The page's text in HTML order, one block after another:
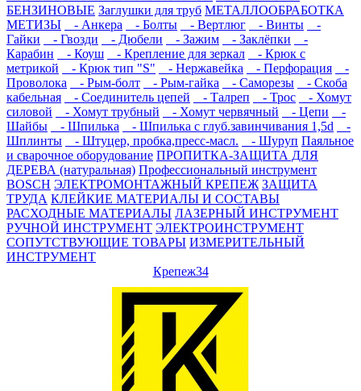
БЕНЗИНОВЫЕ Заглушки для труб МЕТАЛЛООБРАБОТКА
МЕТИЗЫ
- Анкера - Болты - Вертлюг - Винты
-
Гайки
- Гвозди - Дюбели - Зажим - Заклёпки
-
Карабин
- Коуш - Крепление для зеркал
- Крюк с
метрикой
- Крюк тип "S" - Нержавейка - Перфорация
-
Проволока
- Рым-болт - Рым-гайка - Саморезы
- Скоба
кабельная
- Соединитель цепей - Талреп - Трос
- Хомут
силовой
- Хомут трубный - Хомут червячный - Цепи
-
Шайбы
- Шпилька - Шпилька с глуб.завинчивания 1,5d
-
Шплинты
- Штуцер, пробка,пресс-масл. - Шуруп Паяльное
и сварочное оборудование ПРОПИТКА-ЗАЩИТА ДЛЯ
ДЕРЕВА (натуральная) Профессиональный инструмент
BOSCH ЭЛЕКТРОМОНТАЖНЫЙ КРЕПЕЖ ЗАЩИТА
ТРУДА КЛЕЙКИЕ МАТЕРИАЛЫ И СОСТАВЫ
РАСХОДНЫЕ МАТЕРИАЛЫ ЛАЗЕРНЫЙ ИНСТРУМЕНТ
РУЧНОЙ ИНСТРУМЕНТ ЭЛЕКТРОИНСТРУМЕНТ
СОПУТСТВУЮЩИЕ ТОВАРЫ ИЗМЕРИТЕЛЬНЫЙ
ИНСТРУМЕНТ
Крепеж34